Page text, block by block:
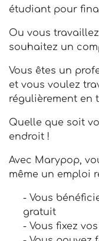
étudiant pour
Ou vous
souhaitez un
Vous êtes un
et vous voulez
régulièrement en
Quelle que soit
endroit !
Avec Marypop,
même un emploi
- Vous
gratuit
- Vous fixez